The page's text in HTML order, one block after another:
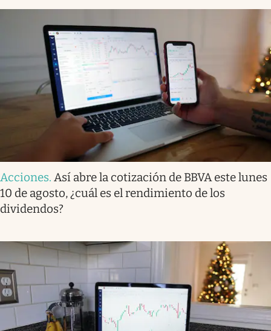
Acciones. Así abre la cotización de BBVA este lunes
10 de agosto, ¿cuál es el rendimiento de los
dividendos?